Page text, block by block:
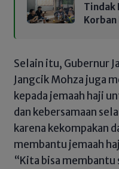
Tindak
Korban
Selain itu, Gubernur
Jangcik Mohza juga
kepada jemaah haji
dan kebersamaan
karena kekompakan
membantu jemaah
“Kita bisa membantu